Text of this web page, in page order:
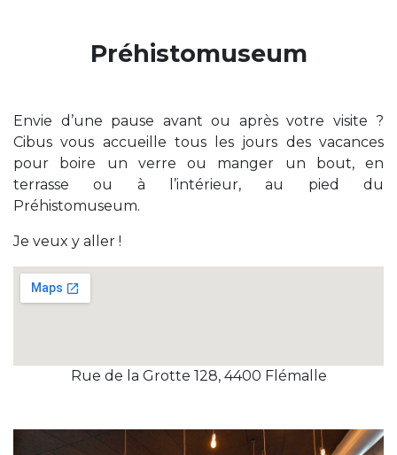
Préhistomuseum
Envie d’une pause avant ou après votre visite ?
Cibus vous accueille tous les jours des vacances
pour boire un verre ou manger un bout, en
terrasse ou à l’intérieur, au pied du
Préhistomuseum.
Je veux y aller !
Rue de la Grotte 128, 4400 Flémalle